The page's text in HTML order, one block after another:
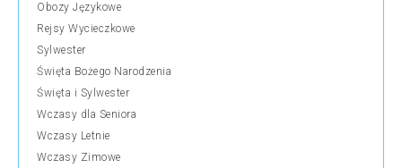
Obozy Językowe
Rejsy Wycieczkowe
Sylwester
Święta Bożego Narodzenia
Święta i Sylwester
Wczasy dla Seniora
Wczasy Letnie
Wczasy Zimowe